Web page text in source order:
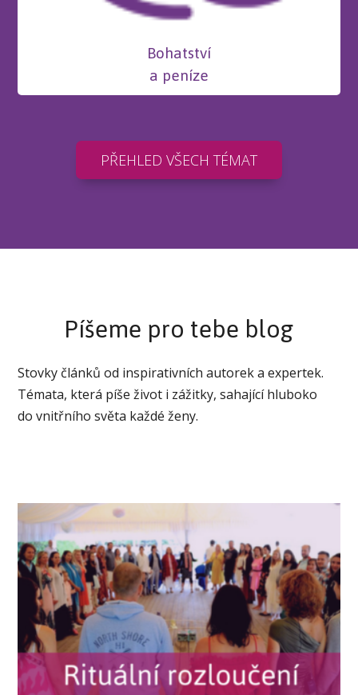
Bohatství
a peníze
PŘEHLED VŠECH TÉMAT
Píšeme pro tebe blog
Stovky článků od inspirativních autorek a expertek.
Témata, která píše život i zážitky, sahající hluboko
do vnitřního světa každé ženy.